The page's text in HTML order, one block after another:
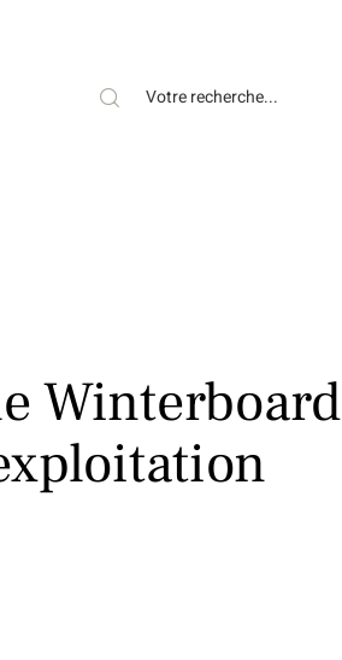
Winterboard